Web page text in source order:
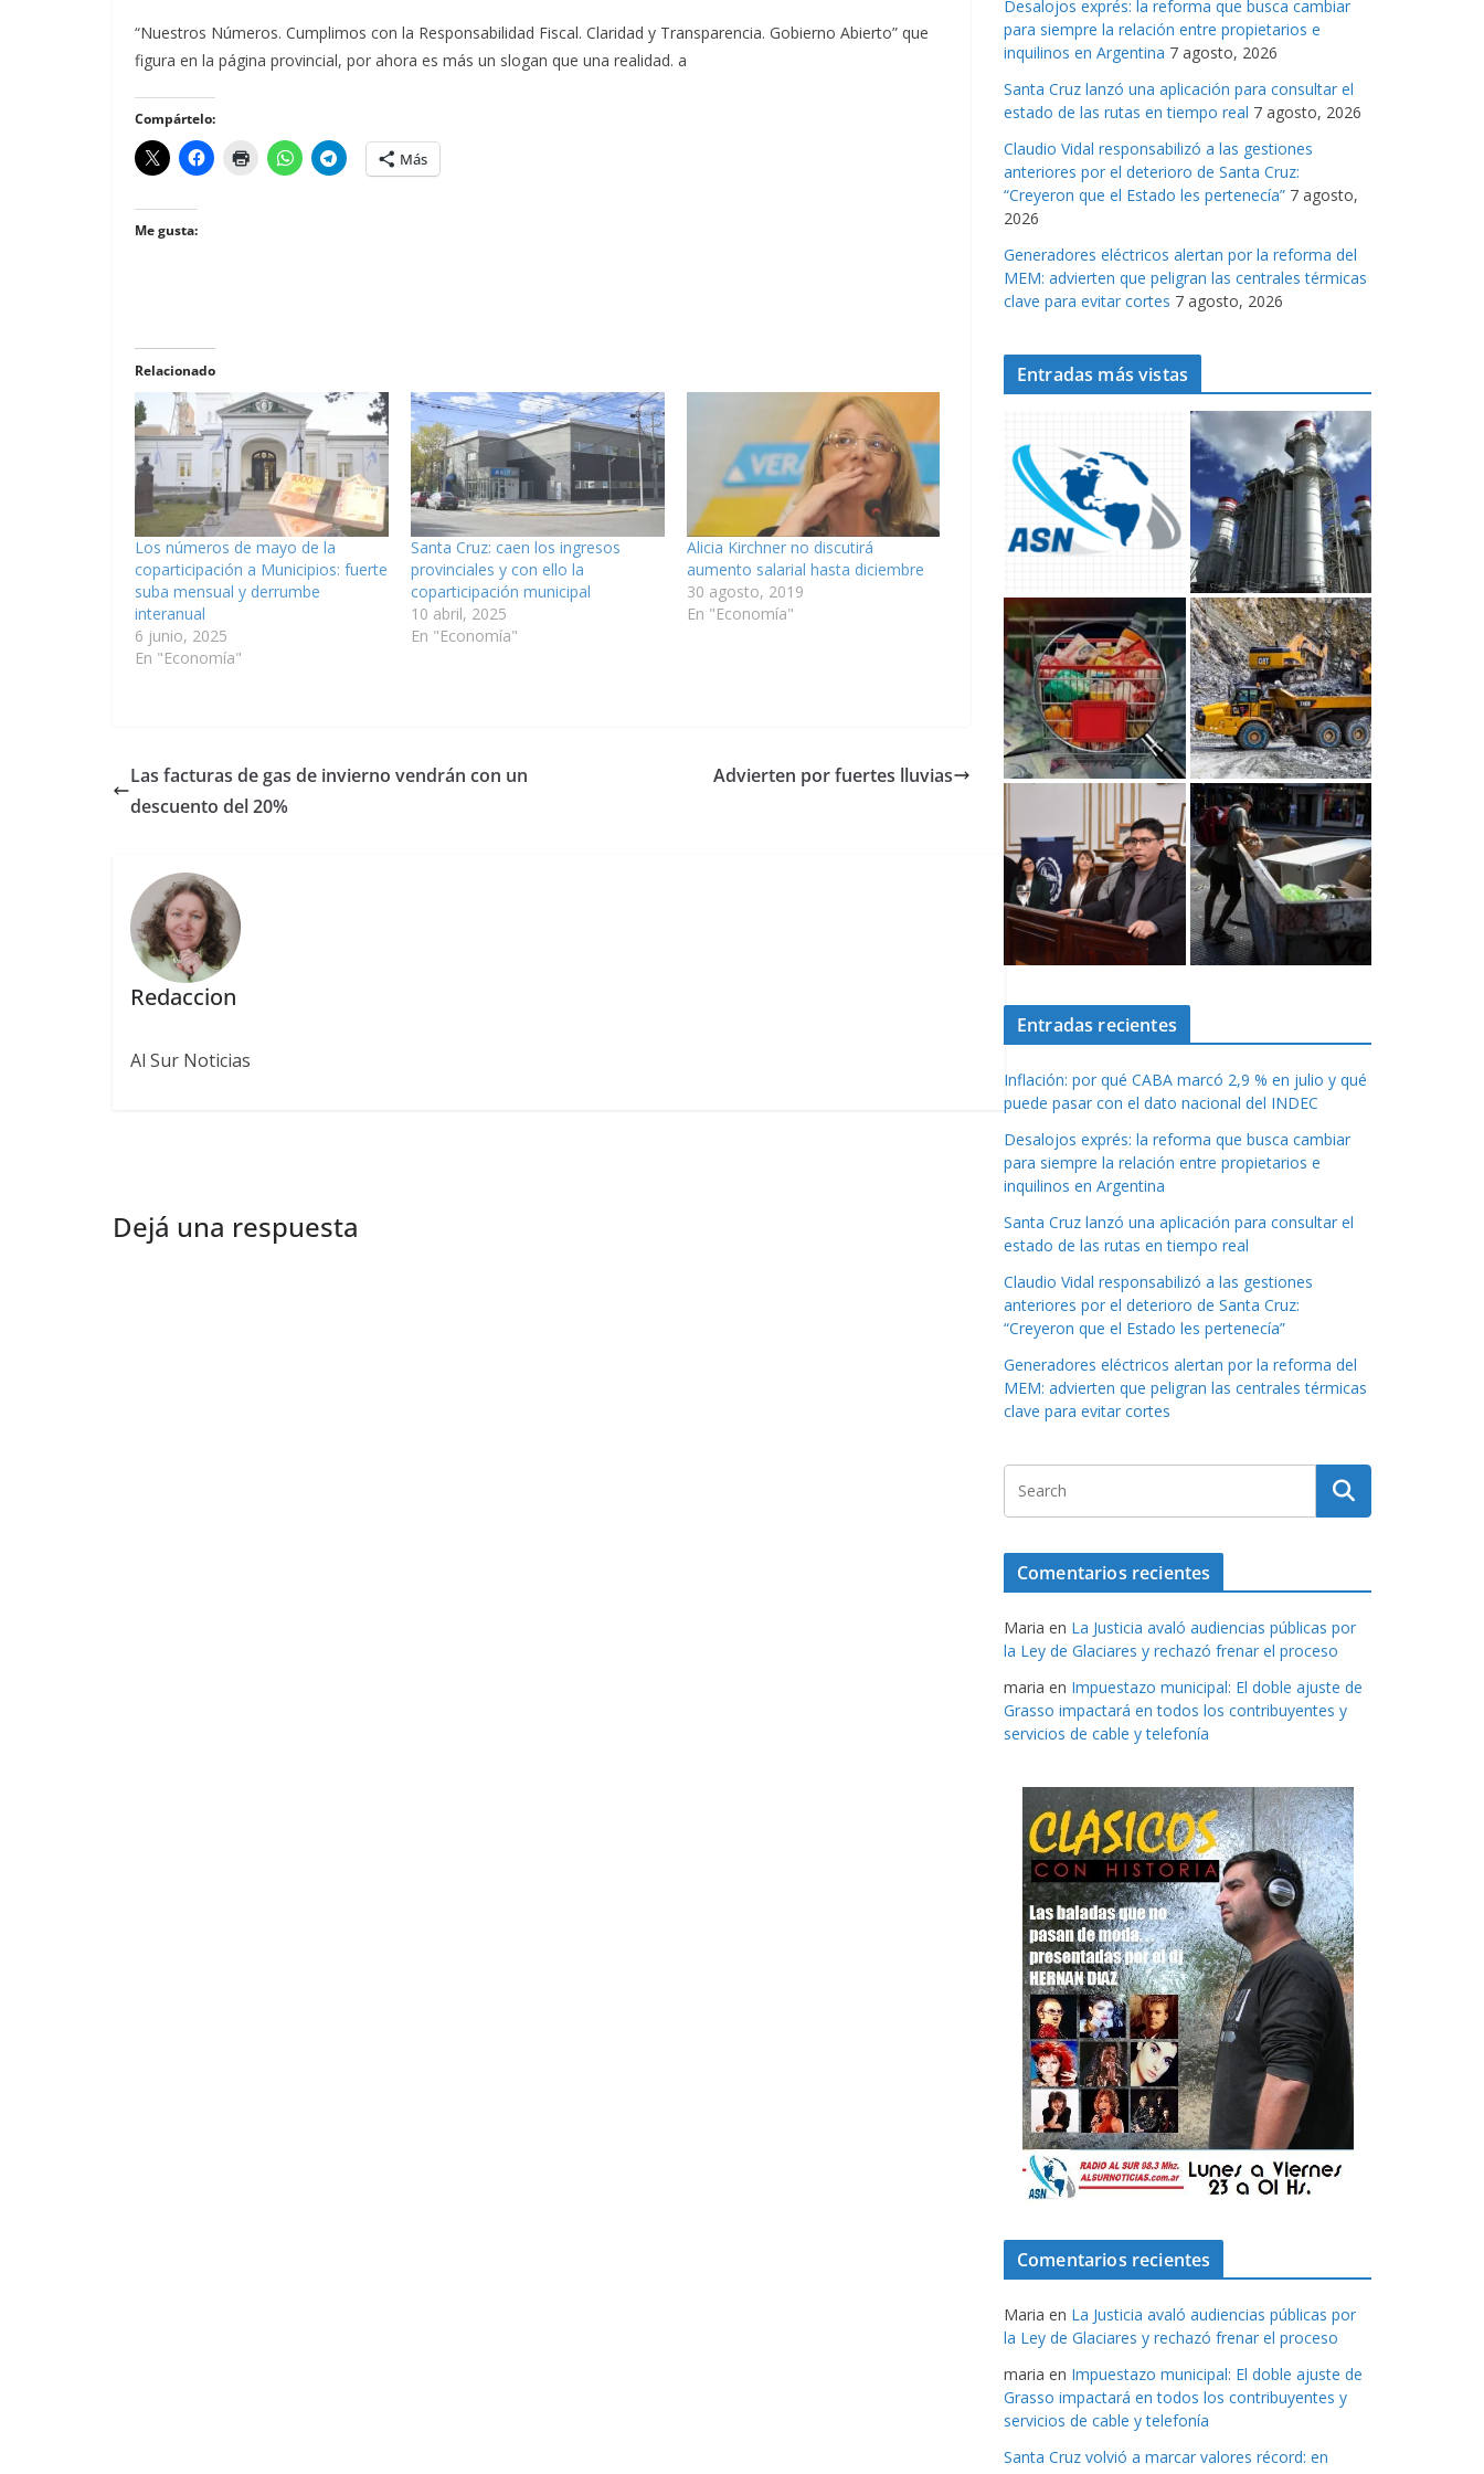
“Nuestros Números. Cumplimos con la Responsabilidad Fiscal. Claridad y Transparencia. Gobierno Abierto” que
figura en la página provincial, por ahora es más un slogan que una realidad. a
Compártelo:
Más
Me gusta:
Relacionado
Los números de mayo de la
coparticipación a Municipios: fuerte
suba mensual y derrumbe
interanual
6 junio, 2025
En "Economía"
Santa Cruz: caen los ingresos
provinciales y con ello la
coparticipación municipal
10 abril, 2025
En "Economía"
Alicia Kirchner no discutirá
aumento salarial hasta diciembre
30 agosto, 2019
En "Economía"
Las facturas de gas de invierno vendrán con un
descuento del 20%
Advierten por fuertes lluvias
Redaccion
Al Sur Noticias
Dejá una respuesta
a
s
Desalojos exprés: la reforma que busca cambiar
para siempre la relación entre propietarios e
inquilinos en Argentina 7 agosto, 2026
Santa Cruz lanzó una aplicación para consultar el
estado de las rutas en tiempo real 7 agosto, 2026
Claudio Vidal responsabilizó a las gestiones
anteriores por el deterioro de Santa Cruz:
“Creyeron que el Estado les pertenecía” 7 agosto,
2026
Generadores eléctricos alertan por la reforma del
MEM: advierten que peligran las centrales térmicas
clave para evitar cortes 7 agosto, 2026
Entradas más vistas
Entradas recientes
Inflación: por qué CABA marcó 2,9 % en julio y qué
puede pasar con el dato nacional del INDEC
Desalojos exprés: la reforma que busca cambiar
para siempre la relación entre propietarios e
inquilinos en Argentina
Santa Cruz lanzó una aplicación para consultar el
estado de las rutas en tiempo real
Claudio Vidal responsabilizó a las gestiones
anteriores por el deterioro de Santa Cruz:
“Creyeron que el Estado les pertenecía”
Generadores eléctricos alertan por la reforma del
MEM: advierten que peligran las centrales térmicas
clave para evitar cortes
Comentarios recientes
Maria en La Justicia avaló audiencias públicas por
la Ley de Glaciares y rechazó frenar el proceso
maria en Impuestazo municipal: El doble ajuste de
Grasso impactará en todos los contribuyentes y
servicios de cable y telefonía
Comentarios recientes
Maria en La Justicia avaló audiencias públicas por
la Ley de Glaciares y rechazó frenar el proceso
maria en Impuestazo municipal: El doble ajuste de
Grasso impactará en todos los contribuyentes y
servicios de cable y telefonía
Santa Cruz volvió a marcar valores récord: en